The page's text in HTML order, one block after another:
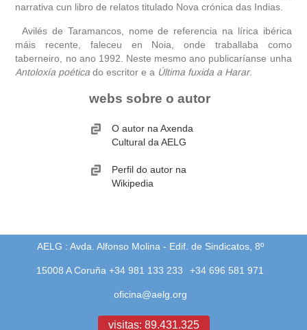
narrativa cun libro de relatos titulado Nova crónica das Indias.
Avilés de Taramancos, nome de referencia na lírica ibérica
máis recente, faleceu en Noia, onde traballaba como
taberneiro, no ano 1992. Neste mesmo ano publicaríanse unha
Antoloxía poética do escritor e a Última fuxida a Harar.
webs sobre o autor
O autor na Axenda
Cultural da AELG
Perfil do autor na
Wikipedia
AELG : Avda. Alfonso Molina - Edif. de Sindicatos, 8º
15008 A Coruña +34 981 133 233 +34 696 581 971
oficina@aelg.org
visitas: 89.431.325